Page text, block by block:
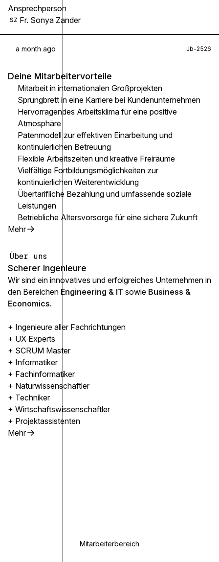
Ansprechperson
SZ Fr. Sonya Zander
a month ago Jb-2526
Über uns
Scherer Ingenieure
Wir sind ein innovatives und erfolgreiches Unternehmen in
den Bereichen Engineering & IT sowie Business &
Economics.
+ Ingenieure aller Fachrichtungen
+ UX Experts
+ SCRUM Master
+ Informatiker
+ Fachinformatiker
+ Naturwissenschaftler
+ Techniker
+ Wirtschaftswissenschaftler
+ Projektassistenten
Mehr
Deine Mitarbeitervorteile
Mitarbeit in internationalen Großprojekten
Sprungbrett in eine Karriere bei Kundenunternehmen
Hervorragendes Arbeitsklima für eine positive
Atmosphäre
Patenmodell zur effektiven Einarbeitung und
kontinuierlichen Betreuung
Flexible Arbeitszeiten und kreative Freiräume
Vielfältige Fortbildungsmöglichkeiten zur
kontinuierlichen Weiterentwicklung
Übertarifliche Bezahlung und umfassende soziale
Leistungen
Betriebliche Altersvorsorge für eine sichere Zukunft
Mehr
Mitarbeiterbereich